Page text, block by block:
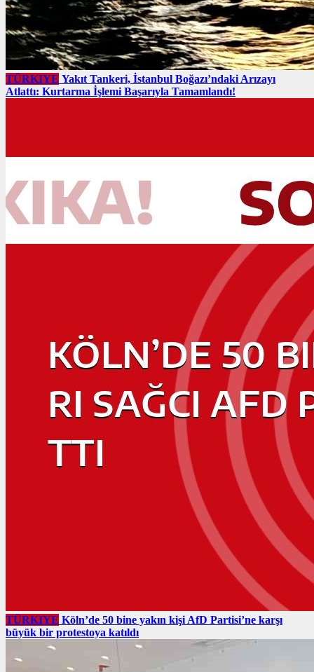
TÜRKIYE Yakıt Tankeri, İstanbul Boğazı’ndaki Arızayı
Atlattı: Kurtarma İşlemi Başarıyla Tamamlandı!
TÜRKIYE Köln’de 50 bine yakın kişi AfD Partisi’ne karşı
büyük bir protestoya katıldı